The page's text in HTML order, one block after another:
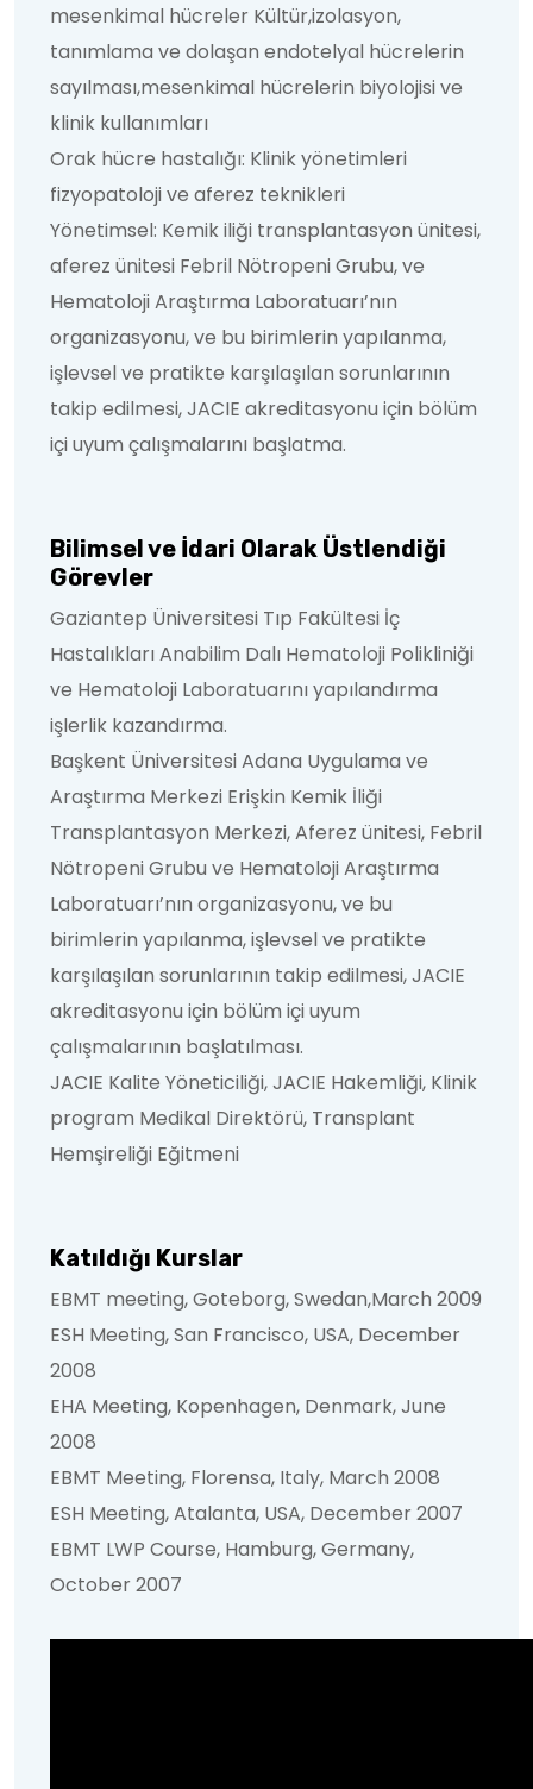
mesenkimal hücreler Kültür,izolasyon,
tanımlama ve dolaşan endotelyal hücrelerin
sayılması,mesenkimal hücrelerin biyolojisi ve
klinik kullanımları
Orak hücre hastalığı: Klinik yönetimleri
fizyopatoloji ve aferez teknikleri
Yönetimsel: Kemik iliği transplantasyon ünitesi,
aferez ünitesi Febril Nötropeni Grubu, ve
Hematoloji Araştırma Laboratuarı’nın
organizasyonu, ve bu birimlerin yapılanma,
işlevsel ve pratikte karşılaşılan sorunlarının
takip edilmesi, JACIE akreditasyonu için bölüm
içi uyum çalışmalarını başlatma.
Bilimsel ve İdari Olarak Üstlendiği
Görevler
Gaziantep Üniversitesi Tıp Fakültesi İç
Hastalıkları Anabilim Dalı Hematoloji Polikliniği
ve Hematoloji Laboratuarını yapılandırma
işlerlik kazandırma.
Başkent Üniversitesi Adana Uygulama ve
Araştırma Merkezi Erişkin Kemik İliği
Transplantasyon Merkezi, Aferez ünitesi, Febril
Nötropeni Grubu ve Hematoloji Araştırma
Laboratuarı’nın organizasyonu, ve bu
birimlerin yapılanma, işlevsel ve pratikte
karşılaşılan sorunlarının takip edilmesi, JACIE
akreditasyonu için bölüm içi uyum
çalışmalarının başlatılması.
JACIE Kalite Yöneticiliği, JACIE Hakemliği, Klinik
program Medikal Direktörü, Transplant
Hemşireliği Eğitmeni
Katıldığı Kurslar
EBMT meeting, Goteborg, Swedan,March 2009
ESH Meeting, San Francisco, USA, December
2008
EHA Meeting, Kopenhagen, Denmark, June
2008
EBMT Meeting, Florensa, Italy, March 2008
ESH Meeting, Atalanta, USA, December 2007
EBMT LWP Course, Hamburg, Germany,
October 2007